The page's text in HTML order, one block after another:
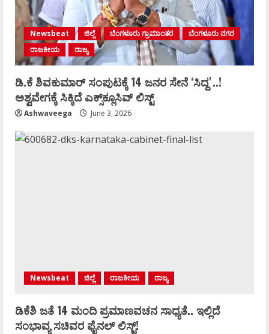
Newsbeat ಜಿಲ್ಲೆ ಬೆಂಗಳೂರು ಗ್ರಾಮಾಂತರ
ಬೆಂಗಳೂರು ನಗರ
ರಾಜಕೀಯ
ರಾಜ್ಯ
ಡಿ.ಕೆ ಶಿವಕುಮಾರ್‌ ಸಂಪುಟಕ್ಕೆ 14 ಜನರ ಸೇನೆ ʻಸಿದ್ದʼ..!
ಅಶ್ವವೇಗಕ್ಕೆ ಸಿಕ್ಕಿದೆ ಎಕ್ಸ್‌ಕ್ಲೂಸಿವ್‌ ಲಿಸ್ಟ್‌
Ashwaveega June 3, 2026
Newsbeat ಜಿಲ್ಲೆ ರಾಜಕೀಯ ರಾಜ್ಯ
ಡಿಕೆಶಿ ಜತೆ 14 ಮಂದಿ ಪ್ರಮಾಣವಚನ ಸಾಧ್ಯತೆ.. ಇಲ್ಲಿದೆ
ಸಂಭಾವ್ಯ ಸಚಿವರ ಫೈನಲ್ ಲಿಸ್ಟ್‌!